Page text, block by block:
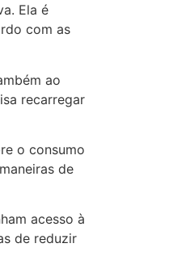
Ela é
com as
ao
recarregar
o consumo
de
acesso à
de reduzir